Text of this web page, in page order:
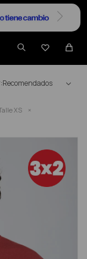

XS
Recomendados
XS